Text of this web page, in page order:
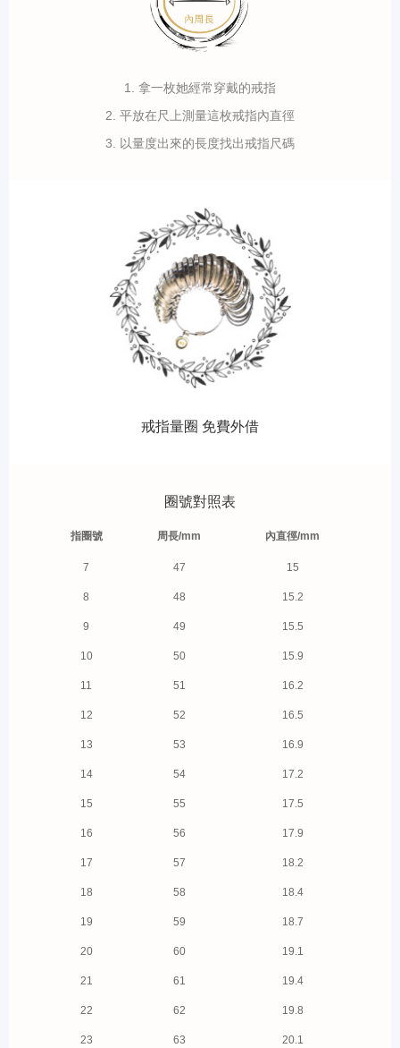
1. 拿一枚她經常穿戴的戒指
2. 平放在尺上測量這枚戒指內直徑
3. 以量度出來的長度找出戒指尺碼
戒指量圈 免費外借
圈號對照表
指圈號 周長/mm 內直徑/mm
7 47 15
8 48 15.2
9 49 15.5
10 50 15.9
11 51 16.2
12 52 16.5
13 53 16.9
14 54 17.2
15 55 17.5
16 56 17.9
17 57 18.2
18 58 18.4
19 59 18.7
20 60 19.1
21 61 19.4
22 62 19.8
23 63 20.1